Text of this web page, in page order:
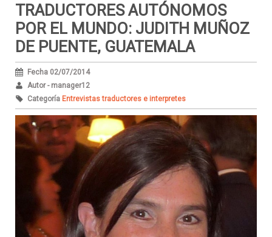
TRADUCTORES AUTÓNOMOS
POR EL MUNDO: JUDITH MUÑOZ
DE PUENTE, GUATEMALA
Fecha 02/07/2014
Autor - manager12
Categoría Entrevistas traductores e interpretes